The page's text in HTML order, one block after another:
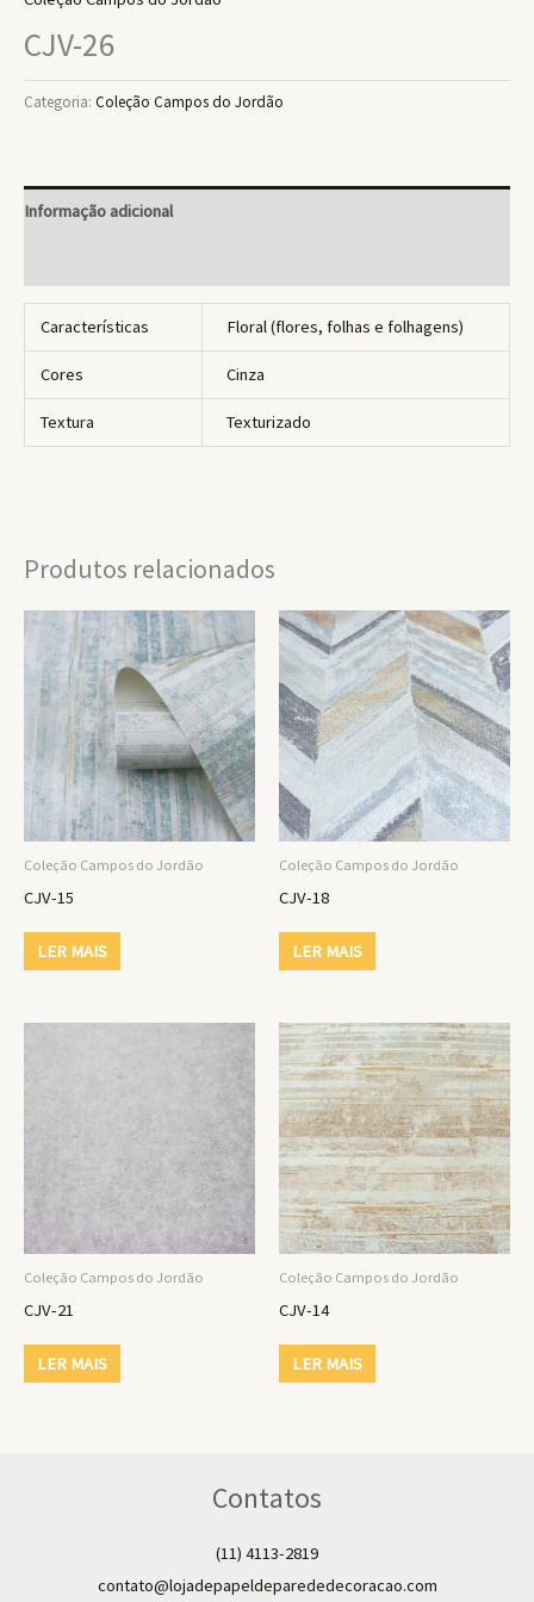
CJV-26
Categoria: Coleção Campos do Jordão
Informação adicional
Características Floral (flores, folhas e folhagens)
Cores Cinza
Textura Texturizado
Produtos relacionados
Coleção Campos do Jordão
CJV-15
LER MAIS
Coleção Campos do Jordão
CJV-18
LER MAIS
Coleção Campos do Jordão
CJV-21
LER MAIS
Coleção Campos do Jordão
CJV-14
LER MAIS
Contatos
(11) 4113-2819
contato@lojadepapeldeparededecoracao.com